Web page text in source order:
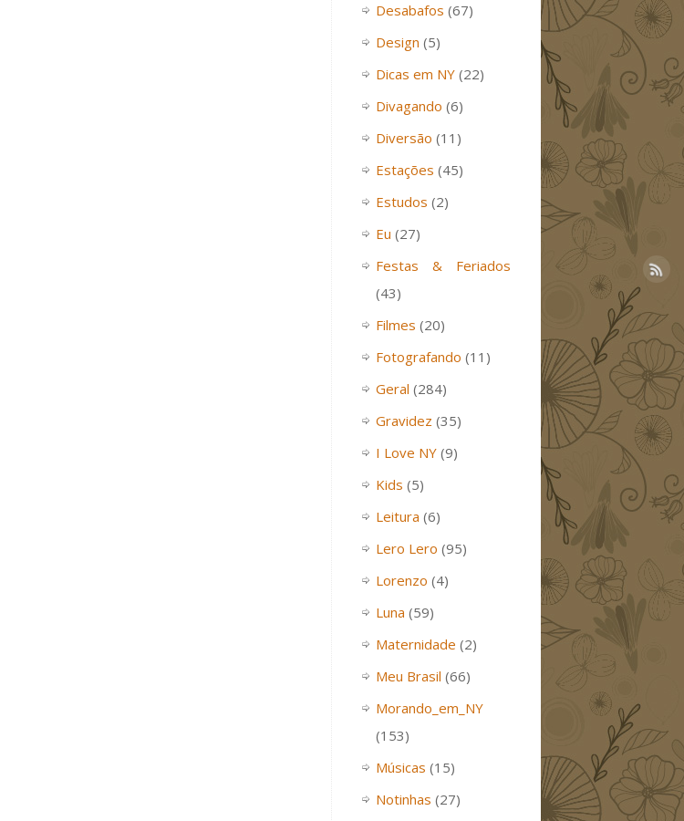
Desabafos (67)
Design (5)
Dicas em NY (22)
Divagando (6)
Diversão (11)
Estações (45)
Estudos (2)
Eu (27)
Festas & Feriados
(43)
Filmes (20)
Fotografando (11)
Geral (284)
Gravidez (35)
I Love NY (9)
Kids (5)
Leitura (6)
Lero Lero (95)
Lorenzo (4)
Luna (59)
Maternidade (2)
Meu Brasil (66)
Morando_em_NY
(153)
Músicas (15)
Notinhas (27)